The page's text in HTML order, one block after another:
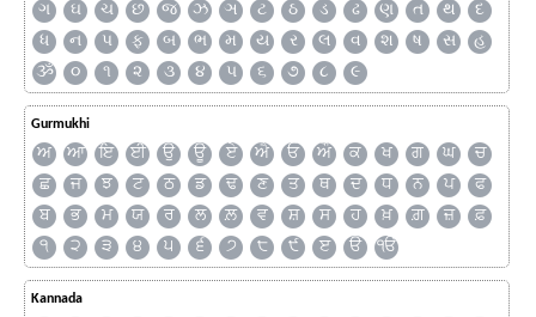
ગ
ઘ ચ છ જ ઝ ઞ ટ ઠ ડ ઢ ણ ત થ
દ
ધ
ન પ ફ બ ભ મ ય ર લ વ શ ષ સ
હ
ૐ
૦ ૧ ૨ ૩ ૪ ૫ ૬ ૭ ૮ ૯
Gurmukhi
ਅ ਆ ਇ ਈ ਉ ਊ ਏ ਐ ਓ ਔ ਕ ਖ ਗ ਘ
ਚ
ਛ
ਜ ਝ ਟ ਠ ਡ ਢ ਣ ਤ ਥ ਦ ਧ ਨ ਪ
ਫ
ਬ
ਭ ਮ ਯ ਰ ਲ ਲ਼ ਵ ਸ਼ ਸ ਹ ਖ਼ ਗ਼ ਜ਼
ਫ਼
੧
੨ ੩ ੪ ੫ ੬ ੭ ੮ ੯ ੲ ੳ ੴ
Kannada